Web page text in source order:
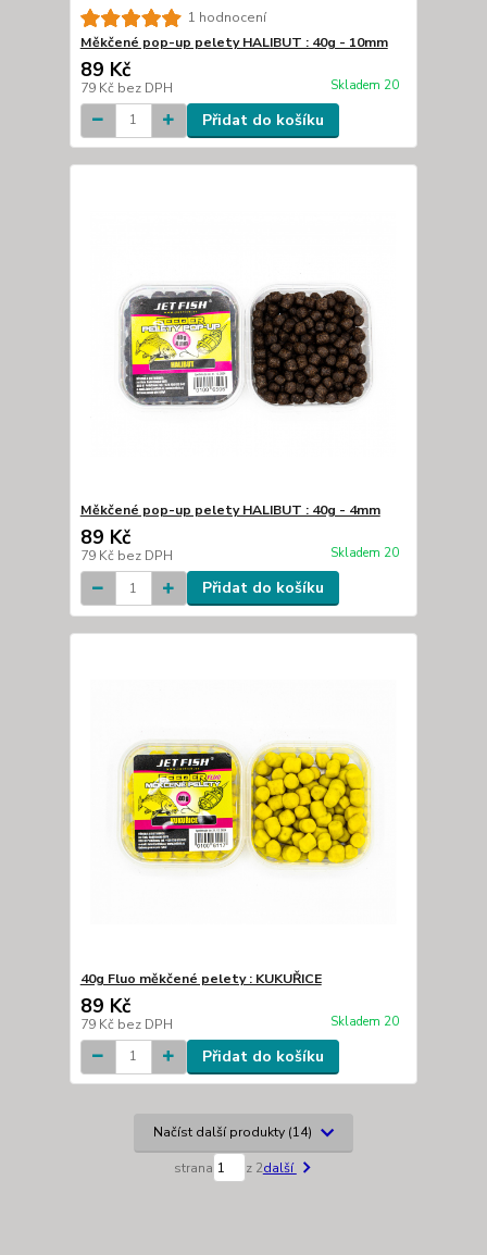
1 hodnocení
Měkčené pop-up pelety HALIBUT : 40g - 10mm
89 Kč
79 Kč bez DPH Skladem 20
Přidat do košíku
Měkčené pop-up pelety HALIBUT : 40g - 4mm
89 Kč
79 Kč bez DPH Skladem 20
Přidat do košíku
40g Fluo měkčené pelety : KUKUŘICE
89 Kč
79 Kč bez DPH Skladem 20
Přidat do košíku
Načíst další produkty (14)
strana z 2další